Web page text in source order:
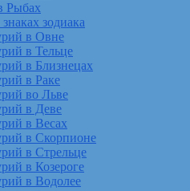
Рыбах
зодиака
в Овне
в Тельце
в Близнецах
в Раке
во Льве
в Деве
в Весах
в Скорпионе
в Стрельце
в Козероге
в Водолее